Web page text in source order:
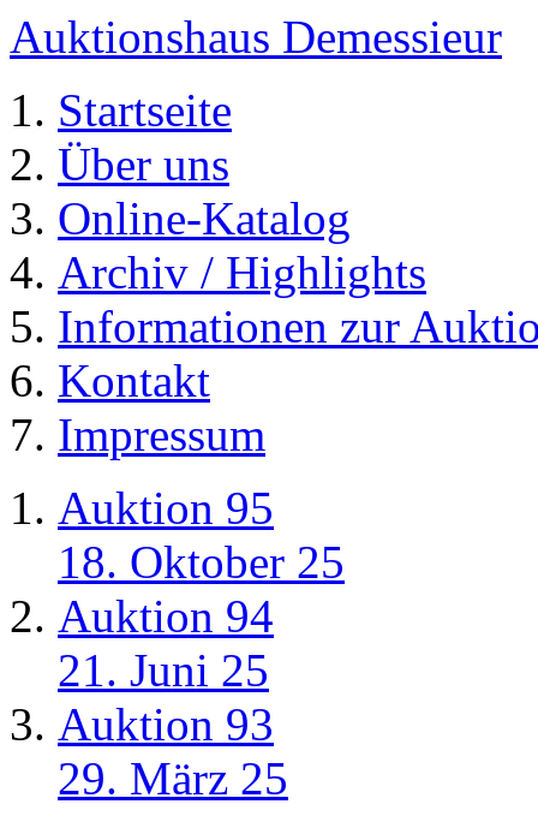
Auktionshaus Demessieur
Startseite
Über uns
Online-Katalog
Archiv / Highlights
Informationen zur
Kontakt
Impressum
Auktion 95
18. Oktober 25
Auktion 94
21. Juni 25
Auktion 93
29. März 25